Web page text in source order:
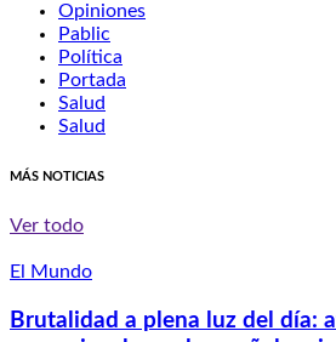
Opiniones
Pablic
Política
Portada
Salud
Salud
MÁS NOTICIAS
Ver todo
El Mundo
Brutalidad a plena luz del día: